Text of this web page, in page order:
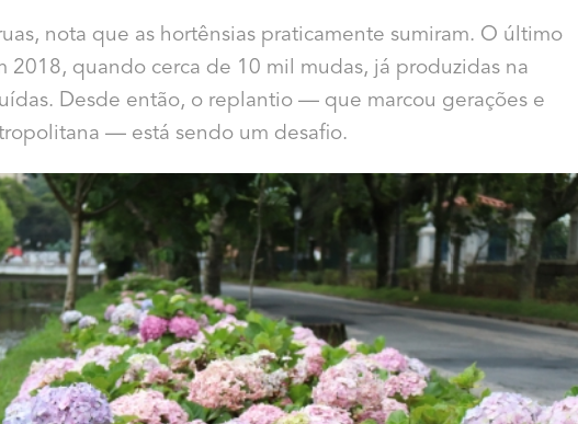
nota que as hortênsias praticamente sumiram. O último
2018, quando cerca de 10 mil mudas, já produzidas na
Desde então, o replantio — que marcou gerações e
— está sendo um desafio.